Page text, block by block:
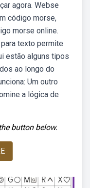
agora. Webse
código morse,
morse online.
texto permite
estão alguns tipos
ao longo do
Um outro
a lógica de
button below.